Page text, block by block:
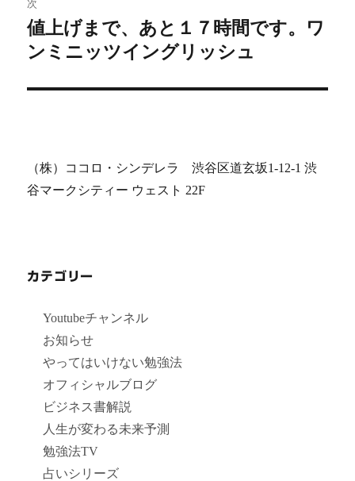
ゲ
ー
シ
ン
次
次
の
稿:
値上げまで、あと１７時間です。ワ
ンミニッツイングリッシュ
（株）ココロ・シンデレラ 渋谷区道玄坂1-12-1 渋
谷マークシティー ウェスト 22F
カテゴリー
Youtubeチャンネル
お知らせ
やってはいけない勉強法
オフィシャルブログ
ビジネス書解説
人生が変わる未来予測
勉強法TV
占いシリーズ